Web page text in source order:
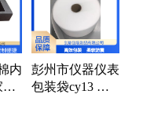
塑制品
内
电
彭州市仪器仪表
包装袋cy13 崇